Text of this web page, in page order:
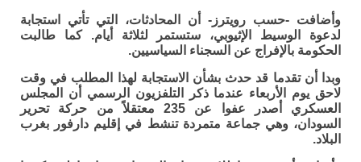
وأضافت -حسب رويترز- أن المحادثات، التي تأتي استجابة
لدعوة الوسيط الإثيوبي، ستستمر لثلاثة أيام. كما طالبت
الحكومة بالإفراج عن السجناء السياسيين.
وبدا أن تقدما قد حدث بشأن الاستجابة لهذا المطلب في وقت
لاحق يوم الأربعاء عندما ذكر التلفزيون الرسمي أن المجلس
العسكري أصدر عفوا عن 235 معتقلاً من حركة تحرير
السودان، وهي جماعة متمردة تنشط في إقليم دارفور بغرب
البلاد.